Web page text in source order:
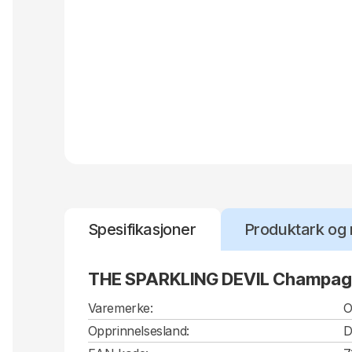
Spesifikasjoner Produktark og
THE SPARKLING DEVIL
Varemerke:
Opprinnelsesland: